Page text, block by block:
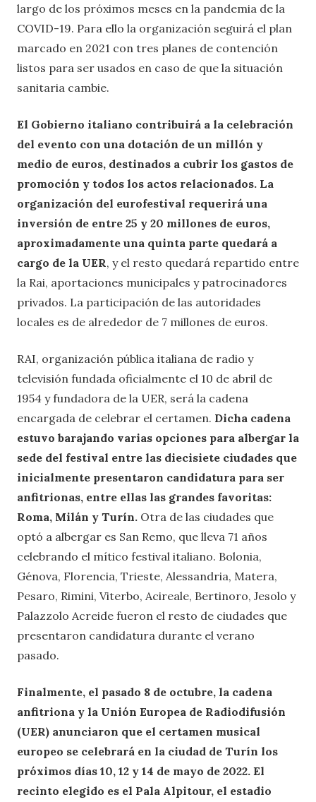
largo de los próximos meses en la pandemia de la
COVID-19. Para ello la organización seguirá el plan
marcado en 2021 con tres planes de contención
listos para ser usados en caso de que la situación
sanitaria cambie.
El Gobierno italiano contribuirá a la celebración
del evento con una dotación de un millón y
medio de euros, destinados a cubrir los gastos de
promoción y todos los actos relacionados. La
organización del eurofestival requerirá una
inversión de entre 25 y 20 millones de euros,
aproximadamente una quinta parte quedará a
cargo de la UER, y el resto quedará repartido entre
la Rai, aportaciones municipales y patrocinadores
privados. La participación de las autoridades
locales es de alrededor de 7 millones de euros.
RAI, organización pública italiana de radio y
televisión fundada oficialmente el 10 de abril de
1954 y fundadora de la UER, será la cadena
encargada de celebrar el certamen. Dicha cadena
estuvo barajando varias opciones para albergar la
sede del festival entre las diecisiete ciudades que
inicialmente presentaron candidatura para ser
anfitrionas, entre ellas las grandes favoritas:
Roma, Milán y Turín. Otra de las ciudades que
optó a albergar es San Remo, que lleva 71 años
celebrando el mítico festival italiano. Bolonia,
Génova, Florencia, Trieste, Alessandria, Matera,
Pesaro, Rimini, Viterbo, Acireale, Bertinoro, Jesolo y
Palazzolo Acreide fueron el resto de ciudades que
presentaron candidatura durante el verano
pasado.
Finalmente, el pasado 8 de octubre, la cadena
anfitriona y la Unión Europea de Radiodifusión
(UER) anunciaron que el certamen musical
europeo se celebrará en la ciudad de Turín los
próximos días 10, 12 y 14 de mayo de 2022. El
recinto elegido es el Pala Alpitour, el estadio